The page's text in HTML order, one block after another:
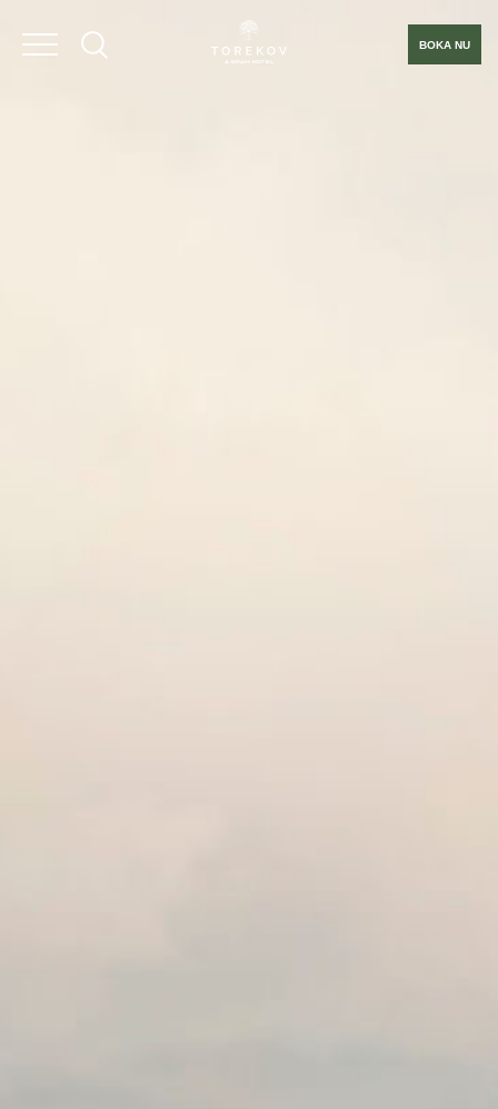
BOKA NU